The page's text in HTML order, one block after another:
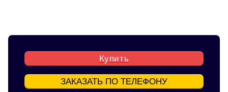
Купить
ЗАКАЗАТЬ ПО ТЕЛЕФОНУ